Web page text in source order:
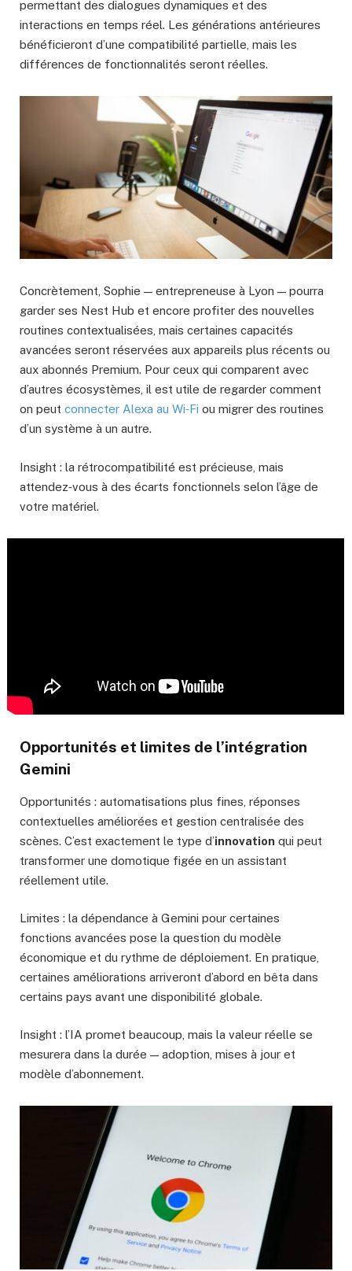
permettant des dialogues dynamiques et des
interactions en temps réel. Les générations antérieures
bénéficieront d’une compatibilité partielle, mais les
différences de fonctionnalités seront réelles.
Concrètement, Sophie — entrepreneuse à Lyon — pourra
garder ses Nest Hub et encore profiter des nouvelles
routines contextualisées, mais certaines capacités
avancées seront réservées aux appareils plus récents ou
aux abonnés Premium. Pour ceux qui comparent avec
d’autres écosystèmes, il est utile de regarder comment
on peut connecter Alexa au Wi‑Fi ou migrer des routines
d’un système à un autre.
Insight : la rétrocompatibilité est précieuse, mais
attendez‑vous à des écarts fonctionnels selon l’âge de
votre matériel.
Opportunités et limites de l’intégration
Gemini
Opportunités : automatisations plus fines, réponses
contextuelles améliorées et gestion centralisée des
scènes. C’est exactement le type d’innovation qui peut
transformer une domotique figée en un assistant
réellement utile.
Limites : la dépendance à Gemini pour certaines
fonctions avancées pose la question du modèle
économique et du rythme de déploiement. En pratique,
certaines améliorations arriveront d’abord en bêta dans
certains pays avant une disponibilité globale.
Insight : l’IA promet beaucoup, mais la valeur réelle se
mesurera dans la durée — adoption, mises à jour et
modèle d’abonnement.